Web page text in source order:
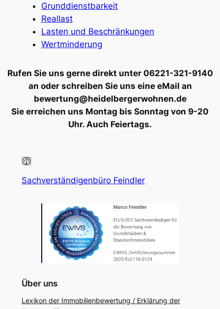
Grunddienstbarkeit
Reallast
Lasten und Beschränkungen
Wertminderung
Rufen Sie uns gerne direkt unter 06221-321-9140
an oder schreiben Sie uns eine eMail an
bewertung@heidelbergerwohnen.de
Sie erreichen uns Montag bis Sonntag von 9-20
Uhr. Auch Feiertags.
Sachverständigenbüro Feindler
Über uns
Lexikon der Immobilienbewertung / Erklärung der